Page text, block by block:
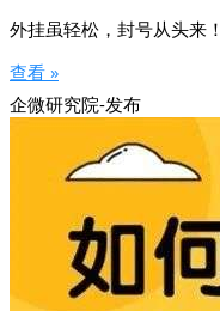
外挂虽轻松，封号从头来！
查看 »
企微研究院-发布